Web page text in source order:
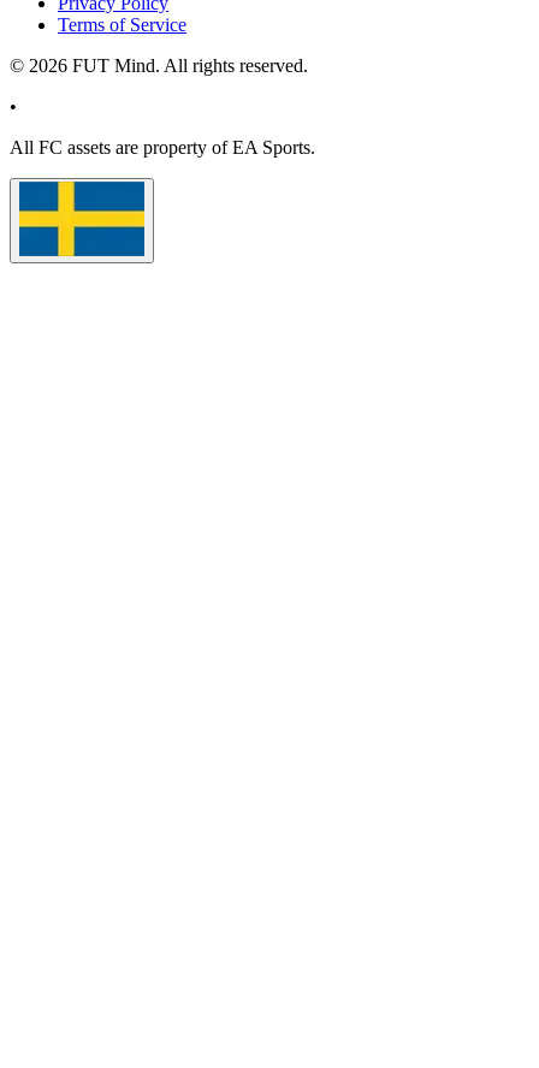
Terms of Service
© 2026 FUT Mind. All rights reserved.
•
All FC assets are property of EA Sports.